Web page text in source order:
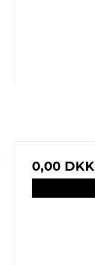
0,00 DKK